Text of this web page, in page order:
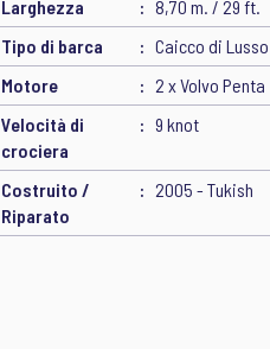
Larghezza
8,70 m. / 29 ft.
Tipo di barca
Caicco di Lusso
Motore
2 x Volvo Penta
Velocità di
crociera
9 knot
Costruito /
Riparato
2005 - Tukish